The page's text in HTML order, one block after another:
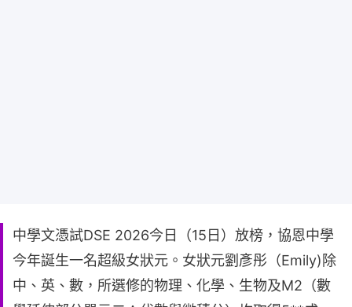
中學文憑試DSE 2026今日（15日）放榜，協恩中學
今年誕生一名超級女狀元。女狀元劉彥彤（Emily)除
中、英、數，所選修的物理、化學、生物及M2（數